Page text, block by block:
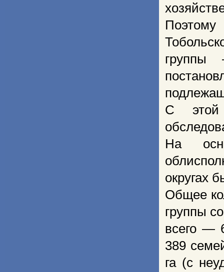
С этой
На
округах
Общее
группы
всего —
389
га (с